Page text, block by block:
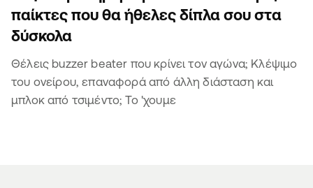
παίκτες που θα ήθελες δίπλα σου στα
δύσκολα
Θέλεις buzzer beater που κρίνει τον αγώνα; Κλέψιμο
του ονείρου, επαναφορά από άλλη διάσταση και
μπλοκ από τσιμέντο; Το 'χουμε